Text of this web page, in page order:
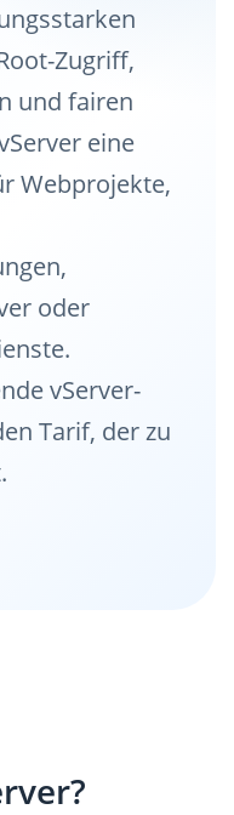
Zugriff,
und fairen
eine
Webprojekte,
oder
vServer-
Tarif, der zu